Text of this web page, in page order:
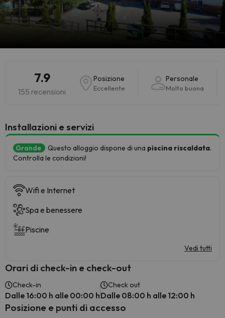
7.9
155 recensioni
Posizione
Eccellente
Personale
Molto buona
Installazioni e servizi
Grande Questo alloggio dispone di una piscina riscaldata.
Controlla le condizioni!
Wifi e Internet
Spa e benessere
Piscine
Vedi tutti
Orari di check-in e check-out
Check-in
Dalle 16:00 h alle 00:00 h
Check out
Dalle 08:00 h alle 12:00 h
Posizione e punti di accesso